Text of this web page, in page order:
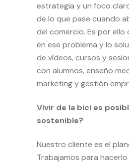
estrategia y un foco
de lo que pase cuando
del comercio. Es por ello
en ese problema y lo
de vídeos, cursos y
con alumnos, enseño
marketing y gestión
Vivir de la bici es
sostenible?
Nuestro cliente es el
Trabajamos para hacerlo